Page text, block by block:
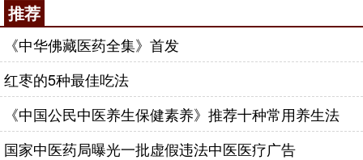
推荐
《中华佛藏医药全集》首发
红枣的5种最佳吃法
《中国公民中医养生保健素养》推荐十种常用养生法
国家中医药局曝光一批虚假违法中医医疗广告